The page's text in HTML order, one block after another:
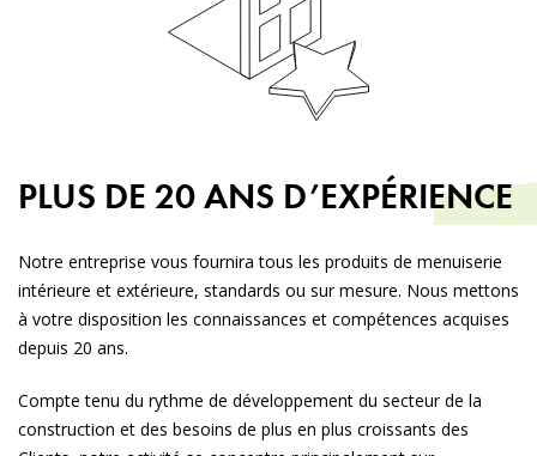
PLUS DE 20 ANS D’EXPÉRIENCE
Notre entreprise vous fournira tous les produits de menuiserie
intérieure et extérieure, standards ou sur mesure. Nous mettons
à votre disposition les connaissances et compétences acquises
depuis 20 ans.
Compte tenu du rythme de développement du secteur de la
construction et des besoins de plus en plus croissants des